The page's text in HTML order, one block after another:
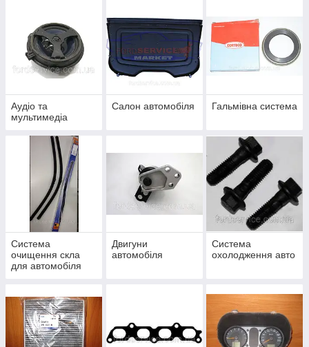
Аудіо та
мультимедіа
Салон автомобіля Гальмівна система
Система
очищення скла
для автомобіля
Двигуни
автомобіля
Система
охолодження авто